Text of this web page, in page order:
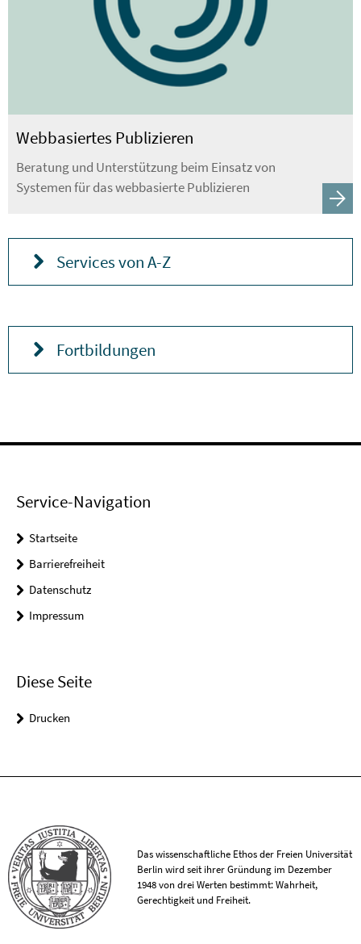
Webbasiertes Publizieren
Beratung und Unterstützung beim Einsatz von
Systemen für das webbasierte Publizieren
Services von A-Z
Fortbildungen
Service-Navigation
Startseite
Barrierefreiheit
Datenschutz
Impressum
Diese Seite
Drucken
Das wissenschaftliche Ethos der Freien Universität
Berlin wird seit ihrer Gründung im Dezember
1948 von drei Werten bestimmt: Wahrheit,
Gerechtigkeit und Freiheit.